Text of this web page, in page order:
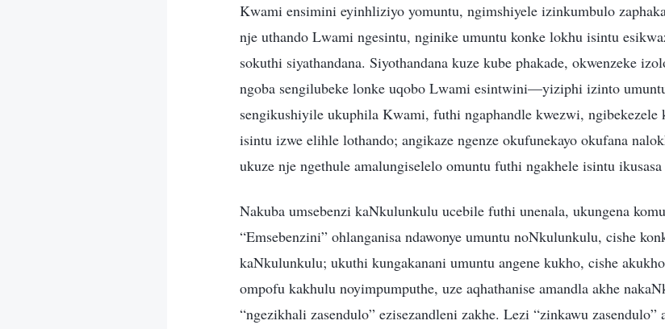
Kwami ensimini eyinhliziyo yomuntu, ngimshiyele izinkumbulo
nje uthando Lwami ngesintu, nginike umuntu konke lokhu isintu
sokuthi siyathandana. Siyothandana kuze kube phakade, okwenzeke
ngoba sengilubeke lonke uqobo Lwami esintwini—yiziphi izinto
sengikushiyile ukuphila Kwami, futhi ngaphandle kwezwi, ngibekezele
isintu izwe elihle lothando; angikaze ngenze okufunekayo okufana
ukuze nje ngethule amalungiselelo omuntu futhi ngakhele isintu
Nakuba umsebenzi kaNkulunkulu ucebile futhi unenala, ukungena
“Emsebenzini” ohlanganisa ndawonye umuntu noNkulunkulu, cishe
kaNkulunkulu; ukuthi kungakanani umuntu angene kukho, cishe
ompofu kakhulu noyimpumputhe, uze aqhathanise amandla akhe
“ngezikhali zasendulo” ezisezandleni zakhe. Lezi “zinkawu